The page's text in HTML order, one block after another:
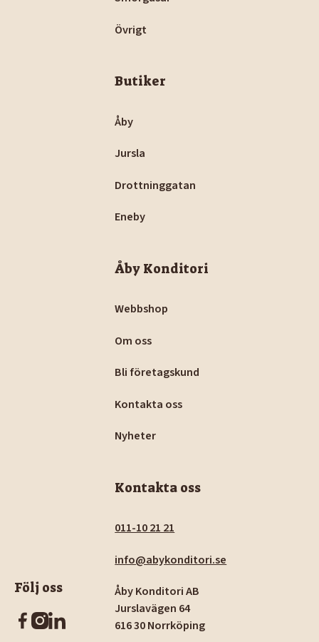
Följ oss
Övrigt
Butiker
Åby
Jursla
Drottninggatan
Eneby
Åby Konditori
Webbshop
Om oss
Bli företagskund
Kontakta oss
Nyheter
Kontakta oss
011-10 21 21
info@abykonditori.se
Åby Konditori AB
Jurslavägen 64
616 30 Norrköping